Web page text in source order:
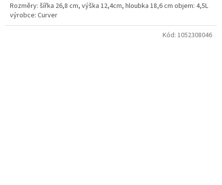
Rozměry: šířka 26,8 cm, výška 12,4cm, hloubka 18,6 cm objem: 4,5L
výrobce: Curver
Kód: 1052308046